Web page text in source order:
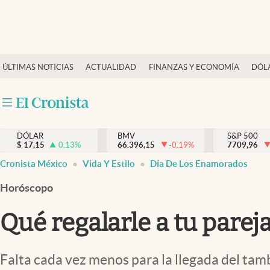
ÚLTIMAS NOTICIAS ACTUALIDAD FINANZAS Y ECONOMÍA
Actualidad
Internacionales
Opinión
Brand Strategy
Vida y estilo
Tv
DÓLAR
$ 17,15 0.13%
BMV
66.396,15
-0.19%
S&P 500
7709,96
Cronista México Vida Y Estilo Día De Los Enamorados
Horóscopo
Qué regalarle a tu
Falta cada vez menos para la llegada del